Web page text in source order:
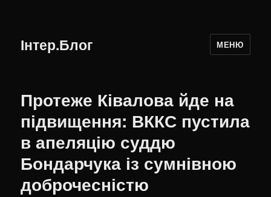
Інтер.Блог МЕНЮ
Протеже Ківалова йде на
підвищення: ВККС пустила
в апеляцію суддю
Бондарчука із сумнівною
доброчесністю